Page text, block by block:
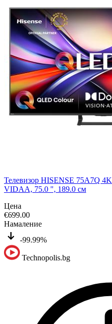
Телевизор HISENSE 75A7Q
VIDAA, 75.0 ", 189.0 см
Цена
€699.00
Намаление
-99.99%
Technopolis.bg